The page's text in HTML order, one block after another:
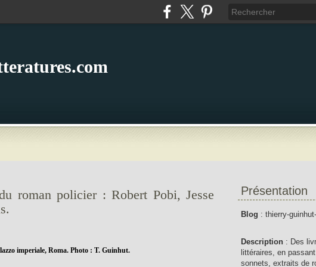
roman policier : Robert Pobi, Jesse
imperiale, Roma. Photo : T. Guinhut.
Présentation
Blog : thierry-
Description : Des
littéraires, en
sonnets, extraits de